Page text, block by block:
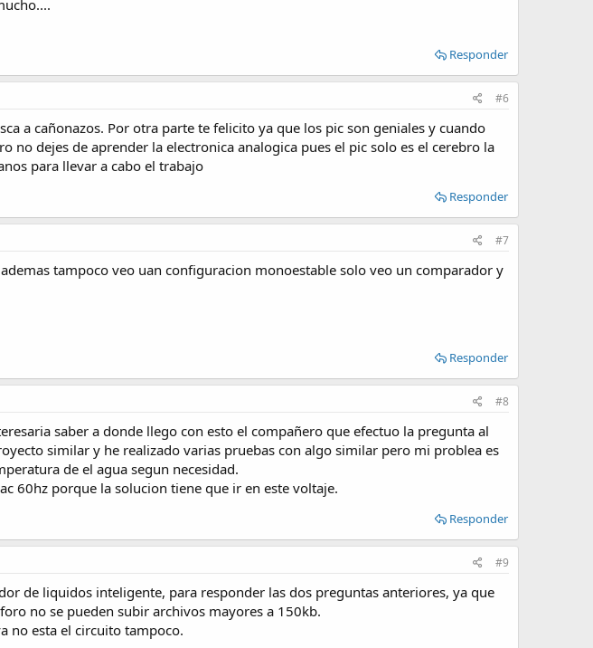
Responder
#6
a cañonazos. Por otra parte te felicito ya que los pic son geniales y cuando
no dejes de aprender la electronica analogica pues el pic solo es el cerebro la
para llevar a cabo el trabajo
Responder
#7
tampoco veo uan configuracion monoestable solo veo un comparador y
Responder
#8
saber a donde llego con esto el compañero que efectuo la pregunta al
similar y he realizado varias pruebas con algo similar pero mi problea es
de el agua segun necesidad.
60hz porque la solucion tiene que ir en este voltaje.
Responder
#9
de liquidos inteligente, para responder las dos preguntas anteriores, ya que
no se pueden subir archivos mayores a 150kb.
no esta el circuito tampoco.